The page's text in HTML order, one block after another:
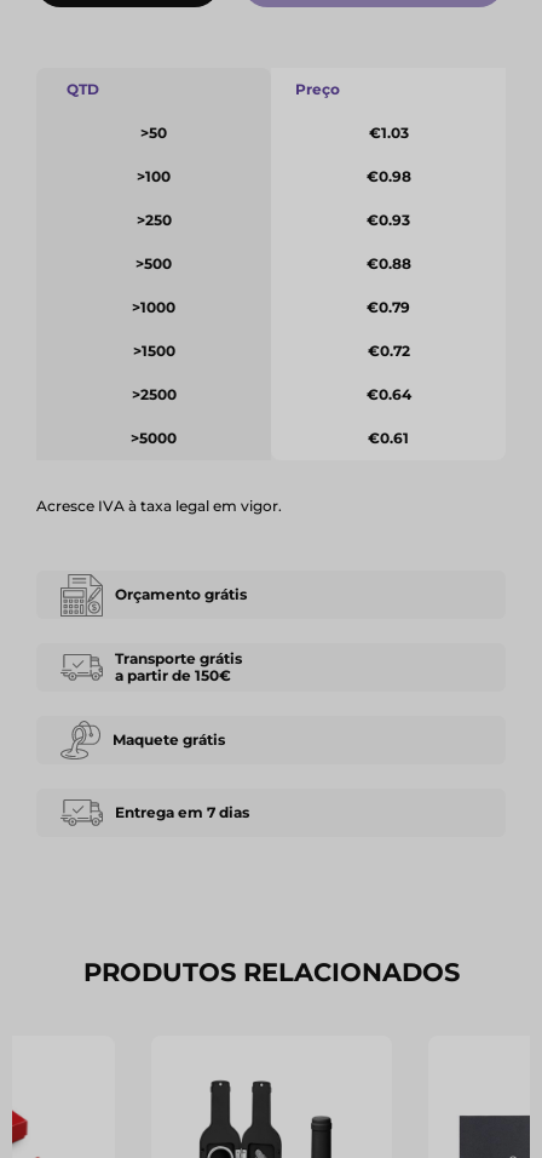
QTD
>50
>100
>250
>500
>1000
>1500
>2500
>5000
Preço
€1.03
€0.98
€0.93
€0.88
€0.79
€0.72
€0.64
€0.61
Acresce IVA à taxa legal em vigor.
Orçamento grátis
Transporte grátis
a partir de 150€
Maquete grátis
Entrega em 7 dias
PRODUTOS RELACIONADOS